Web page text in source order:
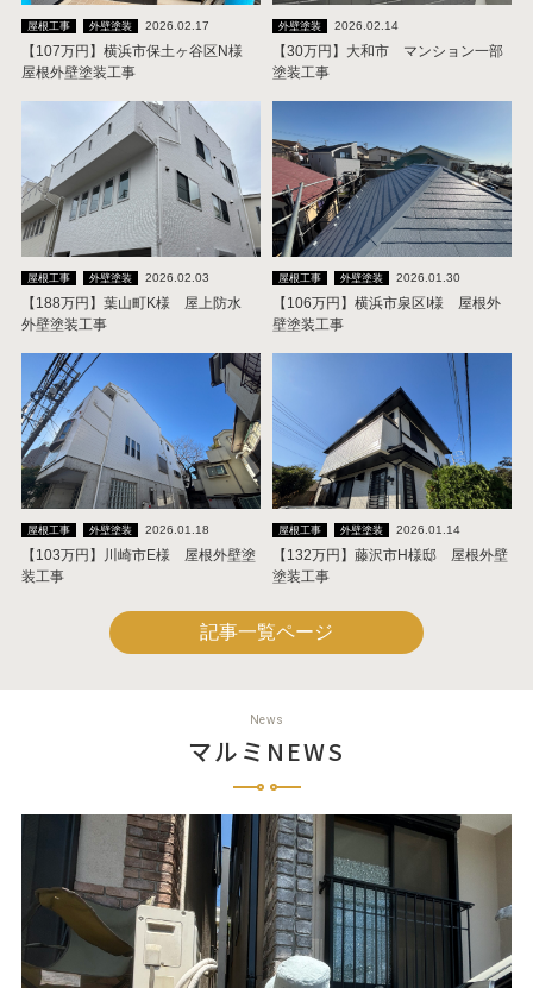
屋根工事 外壁塗装 2026.02.17
【107万円】横浜市保土ヶ谷区N様
屋根外壁塗装工事
外壁塗装 2026.02.14
【30万円】大和市 マンション一部
塗装工事
屋根工事 外壁塗装 2026.02.03
【188万円】葉山町K様 屋上防水
外壁塗装工事
屋根工事 外壁塗装 2026.01.30
【106万円】横浜市泉区I様 屋根外
壁塗装工事
屋根工事 外壁塗装 2026.01.18
【103万円】川崎市E様 屋根外壁塗
装工事
屋根工事 外壁塗装 2026.01.14
【132万円】藤沢市H様邸 屋根外壁
塗装工事
記事一覧ページ
News
マルミNEWS